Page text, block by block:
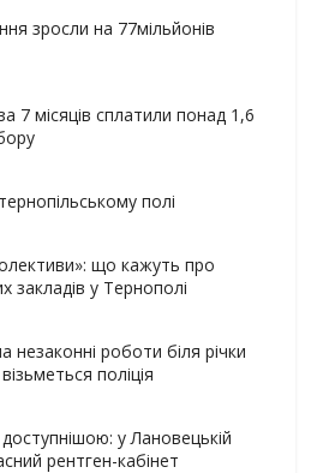
зросли на 77мільйонів
7 місяців сплатили понад 1,6
полі
що кажуть про
закладів у Тернополі
незаконні роботи біля річки
поліція
доступнішою: у Лановецькій
рентген-кабінет